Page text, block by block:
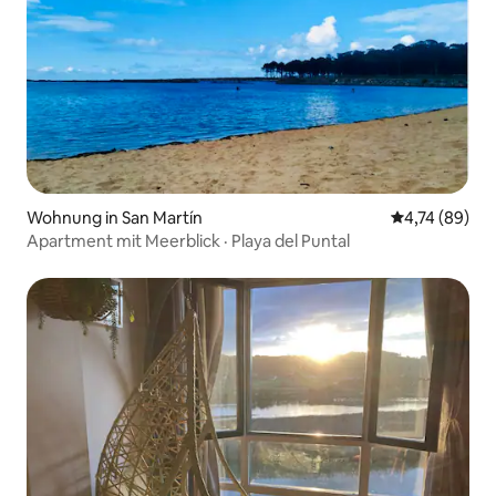
Wohnung in San Martín
4,74 (89)
Apartment mit Meerblick · Playa del Puntal